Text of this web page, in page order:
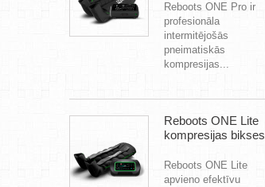
Reboots ONE Pro ir
profesionāla
intermitējošās
pneimatiskās
kompresijas...
Reboots ONE Lite
kompresijas bikses
Reboots ONE Lite
apvieno efektīvu